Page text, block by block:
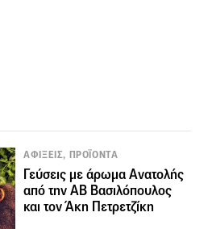
ΑΦΙΞΕΙΣ, ΠΡΟΪΟΝΤΑ
Γεύσεις με άρωμα Ανατολής
από την ΑΒ Βασιλόπουλος
και τον Άκη Πετρετζίκη